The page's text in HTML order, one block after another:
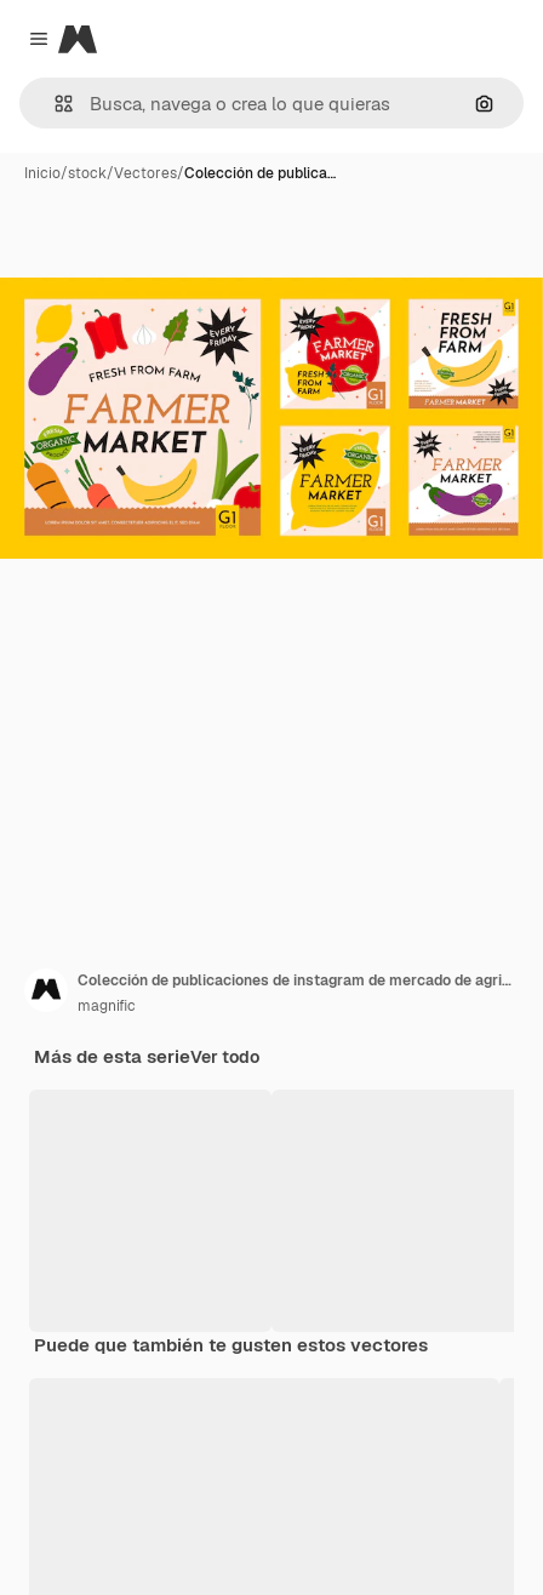
Close menu
Magnific
Inicio/stock/Vectores/Colección de publica…
Colección de publicaciones de instagram de mercado de agricultores de diseño plano dibujado a mano
magnific
Más de esta serieVer todo
Puede que también te gusten estos vectores